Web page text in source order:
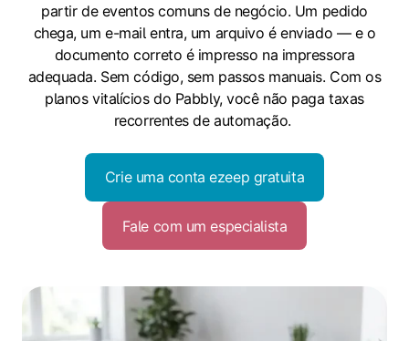
partir de eventos comuns de negócio. Um pedido
chega, um e-mail entra, um arquivo é enviado — e o
documento correto é impresso na impressora
adequada. Sem código, sem passos manuais. Com os
planos vitalícios do Pabbly, você não paga taxas
recorrentes de automação.
Crie uma conta ezeep gratuita
Fale com um especialista